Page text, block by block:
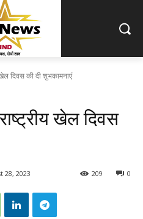
दिवस की दी शुभकामनाएं
खेल दिवस
28, 2023 0
209